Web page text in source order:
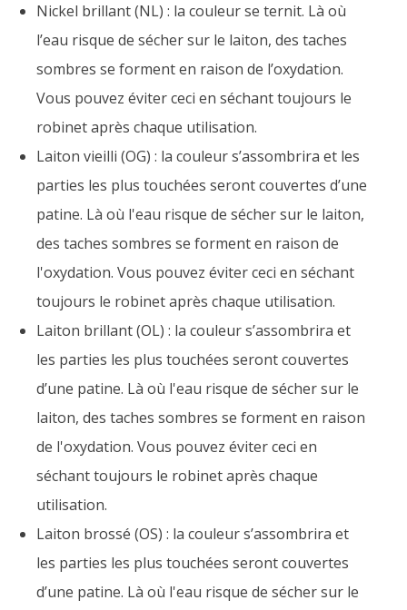
Nickel brillant (NL) : la couleur se ternit. Là où
l’eau risque de sécher sur le laiton, des taches
sombres se forment en raison de l’oxydation.
Vous pouvez éviter ceci en séchant toujours le
robinet après chaque utilisation.
Laiton vieilli (OG) : la couleur s’assombrira et les
parties les plus touchées seront couvertes d’une
patine. Là où l'eau risque de sécher sur le laiton,
des taches sombres se forment en raison de
l'oxydation. Vous pouvez éviter ceci en séchant
toujours le robinet après chaque utilisation.
Laiton brillant (OL) : la couleur s’assombrira et
les parties les plus touchées seront couvertes
d’une patine. Là où l'eau risque de sécher sur le
laiton, des taches sombres se forment en raison
de l'oxydation. Vous pouvez éviter ceci en
séchant toujours le robinet après chaque
utilisation.
Laiton brossé (OS) : la couleur s’assombrira et
les parties les plus touchées seront couvertes
d’une patine. Là où l'eau risque de sécher sur le